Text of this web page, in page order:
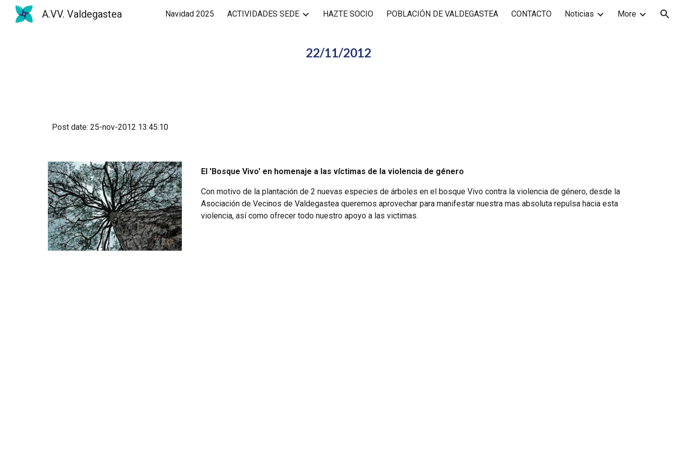
Skip to main content Skip to navigation
A.VV. Valdegastea Navidad 2025 ACTIVIDADES SEDE HAZTE SOCIO POBLACIÓN DE VALDEGASTEA CONTACTO Noticias More
22/11/2012
Post date: 25-nov-2012 13:45:10
El 'Bosque Vivo' en homenaje a las víctimas de la violencia de género
Con motivo de la plantación de 2 nuevas especies de árboles en el bosque Vivo contra la violencia de género, desde la
Asociación de Vecinos de Valdegastea queremos aprovechar para manifestar nuestra mas absoluta repulsa hacia esta
violencia, así como ofrecer todo nuestro apoyo a las victimas.